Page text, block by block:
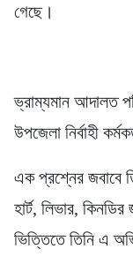
গেছে।
ভ্রাম্যমান আদালত
উপজেলা নির্বাহী
এক প্রশ্নের জবাবে
হার্ট, লিভার,
ভিত্তিতে তিনি এ